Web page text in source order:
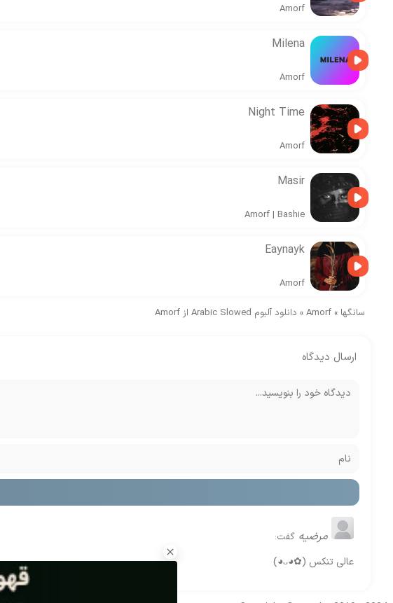
Amorf
Milena
Amorf
Night Time
Amorf
Masir
Amorf | Bashie
Eaynayk
Amorf
سانگها »
Amorf
» دانلود آلبوم Arabic Slowed از Amorf
ارسال دیدگاه
مرضیه گفت:
عالی تنکس ⁦(⁠◕⁠ᴗ⁠◕⁠✿⁠)⁩